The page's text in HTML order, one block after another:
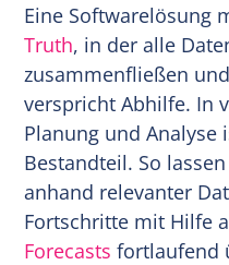
Eine Softwarelösung
Truth, in der alle
zusammenfließen
verspricht Abhilfe. In
Planung und Analyse
Bestandteil. So
anhand relevanter
Fortschritte mit Hilfe
Forecasts fortlaufend